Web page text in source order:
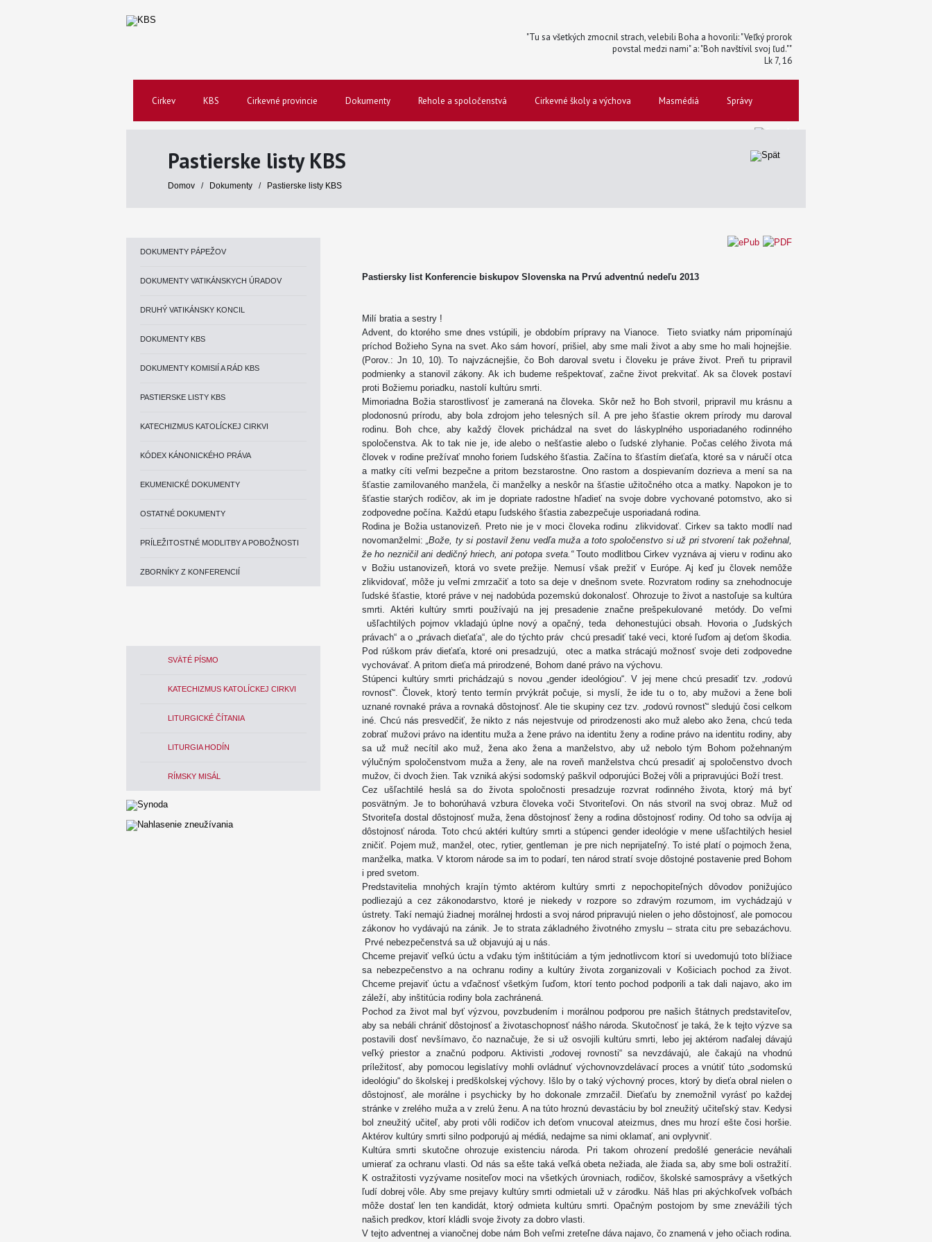
"Tu sa všetkých zmocnil strach, velebili Boha a hovorili: "Veľký prorok
povstal medzi nami" a: "Boh navštívil svoj ľud.""
Lk 7, 16
Cirkev KBS Cirkevné provincie Dokumenty Rehole a spoločenstvá Cirkevné školy a výchova Masmédiá Správy
Pastierske listy KBS
Domov / Dokumenty / Pastierske listy KBS
DOKUMENTY PÁPEŽOV
DOKUMENTY VATIKÁNSKYCH ÚRADOV
DRUHÝ VATIKÁNSKY KONCIL
DOKUMENTY KBS
DOKUMENTY KOMISIÍ A RÁD KBS
PASTIERSKE LISTY KBS
KATECHIZMUS KATOLÍCKEJ CIRKVI
KÓDEX KÁNONICKÉHO PRÁVA
EKUMENICKÉ DOKUMENTY
OSTATNÉ DOKUMENTY
PRÍLEŽITOSTNÉ MODLITBY A POBOŽNOSTI
ZBORNÍKY Z KONFERENCIÍ
SVÄTÉ PÍSMO
KATECHIZMUS KATOLÍCKEJ CIRKVI
LITURGICKÉ ČÍTANIA
LITURGIA HODÍN
RÍMSKY MISÁL
Pastiersky list Konferencie biskupov Slovenska na Prvú adventnú nedeľu 2013
Milí bratia a sestry !
Advent, do ktorého sme dnes vstúpili, je obdobím prípravy na Vianoce. Tieto sviatky nám pripomínajú
príchod Božieho Syna na svet. Ako sám hovorí, prišiel, aby sme mali život a aby sme ho mali hojnejšie.
(Porov.: Jn 10, 10). To najvzácnejšie, čo Boh daroval svetu i človeku je práve život. Preň tu pripravil
podmienky a stanovil zákony. Ak ich budeme rešpektovať, začne život prekvitať. Ak sa človek postaví
proti Božiemu poriadku, nastolí kultúru smrti.
Mimoriadna Božia starostlivosť je zameraná na človeka. Skôr než ho Boh stvoril, pripravil mu krásnu a
plodonosnú prírodu, aby bola zdrojom jeho telesných síl. A pre jeho šťastie okrem prírody mu daroval
rodinu. Boh chce, aby každý človek prichádzal na svet do láskyplného usporiadaného rodinného
spoločenstva. Ak to tak nie je, ide alebo o nešťastie alebo o ľudské zlyhanie. Počas celého života má
človek v rodine prežívať mnoho foriem ľudského šťastia. Začína to šťastím dieťaťa, ktoré sa v náručí otca
a matky cíti veľmi bezpečne a pritom bezstarostne. Ono rastom a dospievaním dozrieva a mení sa na
šťastie zamilovaného manžela, či manželky a neskôr na šťastie užitočného otca a matky. Napokon je to
šťastie starých rodičov, ak im je dopriate radostne hľadieť na svoje dobre vychované potomstvo, ako si
zodpovedne počína. Každú etapu ľudského šťastia zabezpečuje usporiadaná rodina.
Rodina je Božia ustanovizeň. Preto nie je v moci človeka rodinu zlikvidovať. Cirkev sa takto modlí nad
novomanželmi:„Bože, ty si postavil ženu vedľa muža a toto spoločenstvo si už pri stvorení tak požehnal,
že ho nezničil ani dedičný hriech, ani potopa sveta.“Touto modlitbou Cirkev vyznáva aj vieru v rodinu ako
v Božiu ustanovizeň, ktorá vo svete prežije. Nemusí však prežiť v Európe. Aj keď ju človek nemôže
zlikvidovať, môže ju veľmi zmrzačiť a toto sa deje v dnešnom svete. Rozvratom rodiny sa znehodnocuje
ľudské šťastie, ktoré práve v nej nadobúda pozemskú dokonalosť. Ohrozuje to život a nastoľuje sa kultúra
smrti. Aktéri kultúry smrti používajú na jej presadenie značne prešpekulované metódy. Do veľmi
ušľachtilých pojmov vkladajú úplne nový a opačný, teda dehonestujúci obsah. Hovoria o „ľudských
právach“ a o „právach dieťaťa“, ale do týchto práv chcú presadiť také veci, ktoré ľuďom aj deťom škodia.
Pod rúškom práv dieťaťa, ktoré oni presadzujú, otec a matka strácajú možnosť svoje deti zodpovedne
vychovávať. A pritom dieťa má prirodzené, Bohom dané právo na výchovu.
Stúpenci kultúry smrti prichádzajú s novou „gender ideológiou“. V jej mene chcú presadiť tzv. „rodovú
rovnosť“. Človek, ktorý tento termín prvýkrát počuje, si myslí, že ide tu o to, aby mužovi a žene boli
uznané rovnaké práva a rovnaká dôstojnosť. Ale tie skupiny cez tzv. „rodovú rovnosť“ sledujú čosi celkom
iné. Chcú nás presvedčiť, že nikto z nás nejestvuje od prirodzenosti ako muž alebo ako žena, chcú teda
zobrať mužovi právo na identitu muža a žene právo na identitu ženy a rodine právo na identitu rodiny, aby
sa už muž necítil ako muž, žena ako žena a manželstvo, aby už nebolo tým Bohom požehnaným
výlučným spoločenstvom muža a ženy, ale na roveň manželstva chcú presadiť aj spoločenstvo dvoch
mužov, či dvoch žien. Tak vzniká akýsi sodomský paškvil odporujúci Božej vôli a pripravujúci Boží trest.
Cez ušľachtilé heslá sa do života spoločnosti presadzuje rozvrat rodinného života, ktorý má byť
posvätným. Je to bohorúhavá vzbura človeka voči Stvoriteľovi. On nás stvoril na svoj obraz. Muž od
Stvoriteľa dostal dôstojnosť muža, žena dôstojnosť ženy a rodina dôstojnosť rodiny. Od toho sa odvíja aj
dôstojnosť národa. Toto chcú aktéri kultúry smrti a stúpenci gender ideológie v mene ušľachtilých hesiel
zničiť. Pojem muž, manžel, otec, rytier, gentleman je pre nich neprijateľný. To isté platí o pojmoch žena,
manželka, matka. V ktorom národe sa im to podarí, ten národ stratí svoje dôstojné postavenie pred Bohom
i pred svetom.
Predstavitelia mnohých krajín týmto aktérom kultúry smrti z nepochopiteľných dôvodov ponižujúco
podliezajú a cez zákonodarstvo, ktoré je niekedy v rozpore so zdravým rozumom, im vychádzajú v
ústrety. Takí nemajú žiadnej morálnej hrdosti a svoj národ pripravujú nielen o jeho dôstojnosť, ale pomocou
zákonov ho vydávajú na zánik. Je to strata základného životného zmyslu – strata citu pre sebazáchovu.
Prvé nebezpečenstvá sa už objavujú aj u nás.
Chceme prejaviť veľkú úctu a vďaku tým inštitúciám a tým jednotlivcom ktorí si uvedomujú toto blížiace
sa nebezpečenstvo a na ochranu rodiny a kultúry života zorganizovali v Košiciach pochod za život.
Chceme prejaviť úctu a vďačnosť všetkým ľuďom, ktorí tento pochod podporili a tak dali najavo, ako im
záleží, aby inštitúcia rodiny bola zachránená.
Pochod za život mal byť výzvou, povzbudením i morálnou podporou pre našich štátnych predstaviteľov,
aby sa nebáli chrániť dôstojnosť a životaschopnosť nášho národa. Skutočnosť je taká, že k tejto výzve sa
postavili dosť nevšímavo, čo naznačuje, že si už osvojili kultúru smrti, lebo jej aktérom naďalej dávajú
veľký priestor a značnú podporu. Aktivisti „rodovej rovnosti“ sa nevzdávajú, ale čakajú na vhodnú
príležitosť, aby pomocou legislatívy mohli ovládnuť výchovnovzdelávací proces a vnútiť túto „sodomskú
ideológiu“ do školskej i predškolskej výchovy. Išlo by o taký výchovný proces, ktorý by dieťa obral nielen o
dôstojnosť, ale morálne i psychicky by ho dokonale zmrzačil. Dieťaťu by znemožnil vyrásť po každej
stránke v zrelého muža a v zrelú ženu. A na túto hroznú devastáciu by bol zneužitý učiteľský stav. Kedysi
bol zneužitý učiteľ, aby proti vôli rodičov ich deťom vnucoval ateizmus, dnes mu hrozí ešte čosi horšie.
Aktérov kultúry smrti silno podporujú aj médiá, nedajme sa nimi oklamať, ani ovplyvniť.
Kultúra smrti skutočne ohrozuje existenciu národa. Pri takom ohrození predošlé generácie neváhali
umierať za ochranu vlasti. Od nás sa ešte taká veľká obeta nežiada, ale žiada sa, aby sme boli ostražití.
K ostražitosti vyzývame nositeľov moci na všetkých úrovniach, rodičov, školské samosprávy a všetkých
ľudí dobrej vôle. Aby sme prejavy kultúry smrti odmietali už v zárodku. Náš hlas pri akýchkoľvek voľbách
môže dostať len ten kandidát, ktorý odmieta kultúru smrti. Opačným postojom by sme znevážili tých
našich predkov, ktorí kládli svoje životy za dobro vlasti.
V tejto adventnej a vianočnej dobe nám Boh veľmi zreteľne dáva najavo, čo znamená v jeho očiach rodina.